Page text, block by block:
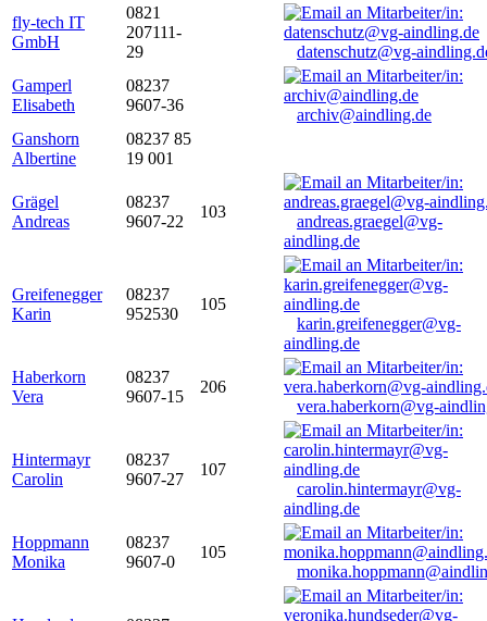
fly-tech IT
GmbH
0821
207111-
29
datenschutz@vg-
Gamperl
Elisabeth
08237
9607-36
archiv@aindling.de
Ganshorn
Albertine
08237 85
19 001
Grägel
Andreas
08237
9607-22
103
andreas.graegel@vg-
aindling.de
Greifenegger
Karin
08237
952530
105
karin.greifenegger@vg-
aindling.de
Haberkorn
Vera
08237
9607-15
206
vera.haberkorn@vg-
Hintermayr
Carolin
08237
9607-27
107
carolin.hintermayr@vg-
aindling.de
Hoppmann
Monika
08237
9607-0
105